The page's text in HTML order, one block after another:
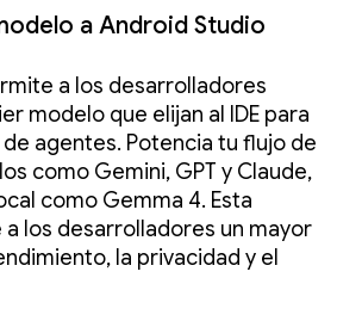
a Android Studio
a los desarrolladores
modelo que elijan al IDE para
de agentes. Potencia tu flujo de
como Gemini, GPT y Claude,
como Gemma 4. Esta
los desarrolladores un mayor
la privacidad y el